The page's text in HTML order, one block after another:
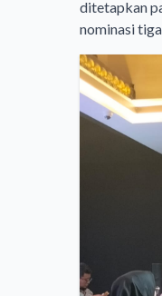
ditetapkan
nominasi